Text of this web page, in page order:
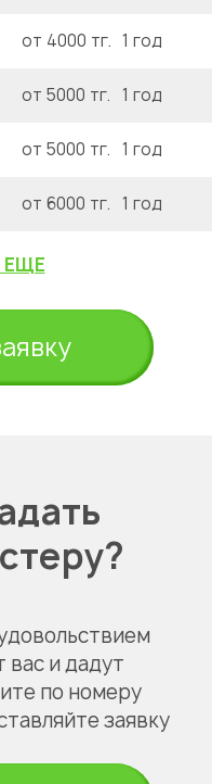
от 4000 тг. 1 год
от 5000 тг. 1 год
от 5000 тг. 1 год
от 6000 тг. 1 год
ЕЩЕ
вас и дадут
по номеру
заявку